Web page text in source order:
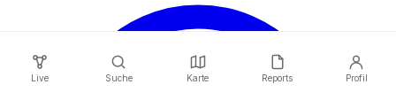
Live Suche Karte Reports Profil